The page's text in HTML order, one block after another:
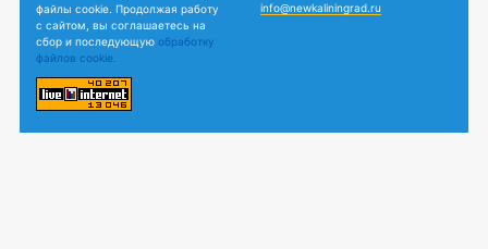
файлы cookie. Продолжая работу
с сайтом, вы соглашаетесь на
сбор и последующую обработку
файлов cookie.
info@newkaliningrad.ru